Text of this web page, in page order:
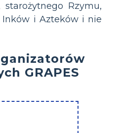
starożytnego Rzymu,
Inków i Azteków i nie
GRAPES